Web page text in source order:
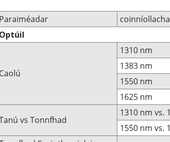
Paraiméadar coinníollacha
Optúil
Caolú
1310 nm
1383 nm
1550 nm
1625 nm
vs Tonnfhad
1310 nm vs.
1550 nm vs.